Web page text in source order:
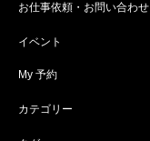
お仕事依頼・お問い合わせ
イベント
My 予約
カテゴリー